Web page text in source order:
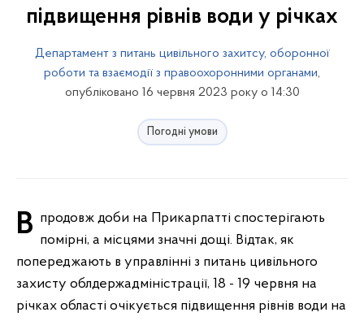
пiдвищення рiвнiв води у річках
Департамент з питань цивільного захитсу, оборонної
роботи та взаємодії з правоохоронними органами,
опубліковано 16 червня 2023 року о 14:30
Погодні умови
Впродовж доби на Прикарпатті спостерігають помірні, а місцями значні дощі. Відтак, як
попереджають в управлінні з питань цивільного
захисту облдержадміністрації, 18 - 19 червня на
рiчках області очiкується пiдвищення рiвнiв води на